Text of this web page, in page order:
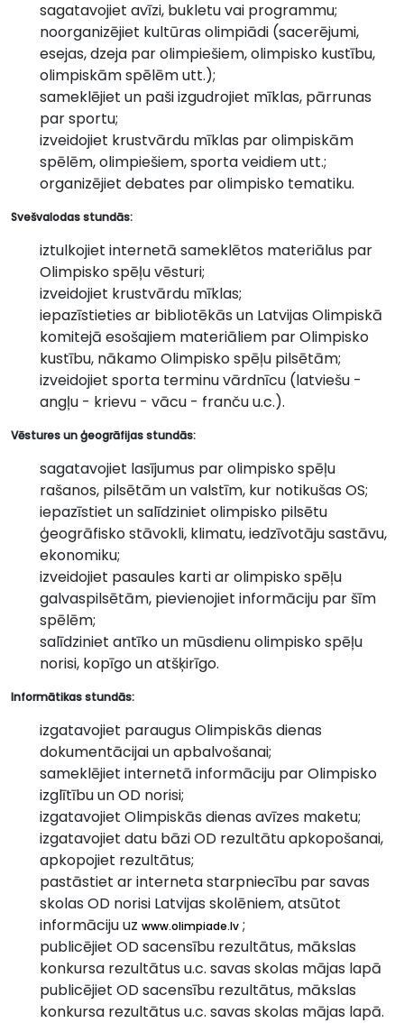
sagatavojiet avīzi, bukletu vai programmu;
noorganizējiet kultūras olimpiādi (sacerējumi,
esejas, dzeja par olimpiešiem, olimpisko kustību,
olimpiskām spēlēm utt.);
sameklējiet un paši izgudrojiet mīklas, pārrunas
par sportu;
izveidojiet krustvārdu mīklas par olimpiskām
spēlēm, olimpiešiem, sporta veidiem utt.;
organizējiet debates par olimpisko tematiku.
Svešvalodas stundās:
iztulkojiet internetā sameklētos materiālus par
Olimpisko spēļu vēsturi;
izveidojiet krustvārdu mīklas;
iepazīstieties ar bibliotēkās un Latvijas Olimpiskā
komitejā esošajiem materiāliem par Olimpisko
kustību, nākamo Olimpisko spēļu pilsētām;
izveidojiet sporta terminu vārdnīcu (latviešu -
angļu - krievu - vācu - franču u.c.).
Vēstures un ģeogrāfijas stundās:
sagatavojiet lasījumus par olimpisko spēļu
rašanos, pilsētām un valstīm, kur notikušas OS;
iepazīstiet un salīdziniet olimpisko pilsētu
ģeogrāfisko stāvokli, klimatu, iedzīvotāju sastāvu,
ekonomiku;
izveidojiet pasaules karti ar olimpisko spēļu
galvaspilsētām, pievienojiet informāciju par šīm
spēlēm;
salīdziniet antīko un mūsdienu olimpisko spēļu
norisi, kopīgo un atšķirīgo.
Informātikas stundās:
izgatavojiet paraugus Olimpiskās dienas
dokumentācijai un apbalvošanai;
sameklējiet internetā informāciju par Olimpisko
izglītību un OD norisi;
izgatavojiet Olimpiskās dienas avīzes maketu;
izgatavojiet datu bāzi OD rezultātu apkopošanai,
apkopojiet rezultātus;
pastāstiet ar interneta starpniecību par savas
skolas OD norisi Latvijas skolēniem, atsūtot
informāciju uz www.olimpiade.lv ;
publicējiet OD sacensību rezultātus, mākslas
konkursa rezultātus u.c. savas skolas mājas lapā
publicējiet OD sacensību rezultātus, mākslas
konkursa rezultātus u.c. savas skolas mājas lapā.